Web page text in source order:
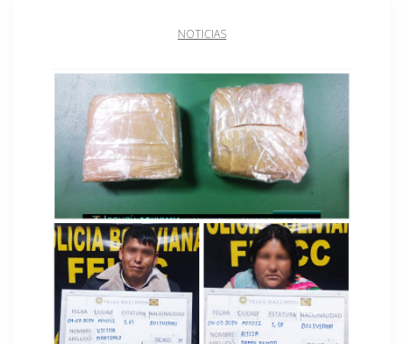
NOTICIAS